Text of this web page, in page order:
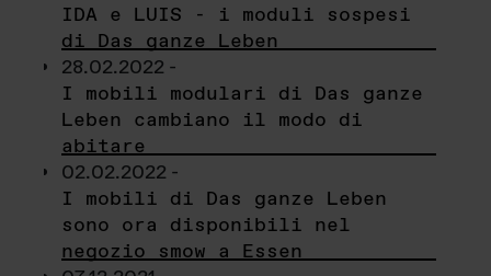
IDA e LUIS - i moduli sospesi
di Das ganze Leben
28.02.2022 -
I mobili modulari di Das ganze
Leben cambiano il modo di
abitare
02.02.2022 -
I mobili di Das ganze Leben
sono ora disponibili nel
negozio smow a Essen